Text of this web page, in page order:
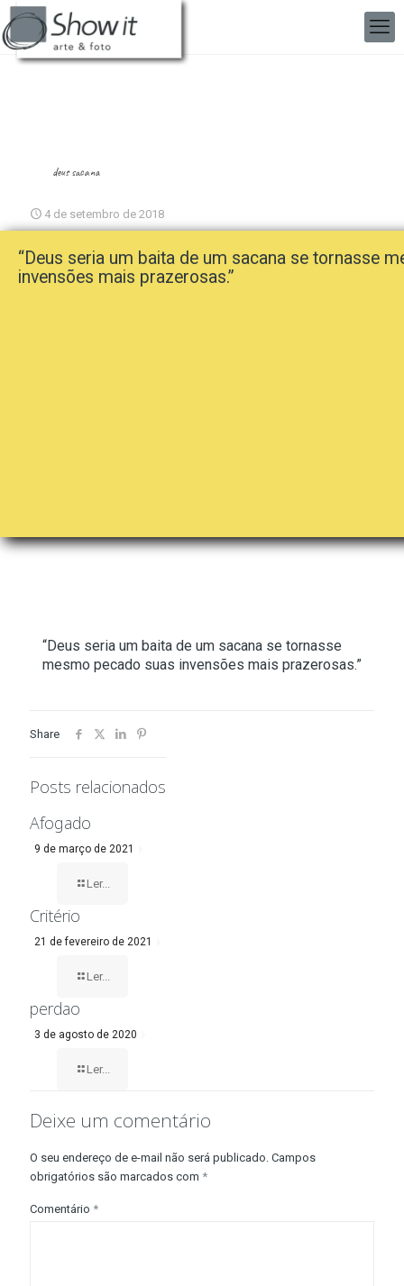
deus sacana
4 de setembro de 2018
“Deus seria um baita de um sacana se tornasse
invensões mais prazerosas.”
“Deus seria um baita de um sacana se tornasse
mesmo pecado suas invensões mais prazerosas.”
Share
Posts relacionados
9 de março de 2021
Afogado
Ler...
21 de fevereiro de 2021
Critério
Ler...
3 de agosto de 2020
perdao
Ler...
Deixe um comentário
O seu endereço de e-mail não será publicado. Campos
obrigatórios são marcados com *
Comentário *